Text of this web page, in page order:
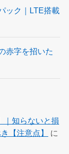
ック｜LTE搭載
赤字を招いた
｜知らないと損
【注意点】
に